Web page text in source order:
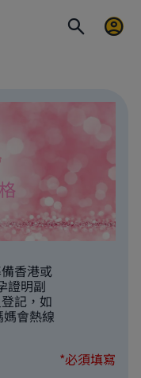
香港或
證明副
記，如
媽會熱線
*必須填寫